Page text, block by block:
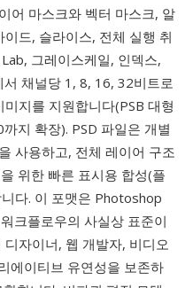
어 마스크와 벡터 마스크, 알
드, 슬라이스, 전체 실행 취
그레이스케일, 인덱스,
채널당 1, 8, 16, 32비트로
지를 지원합니다(PSB 대형
지 확장). PSD 파일은 개별
사용하고, 전체 레이어 구조
위한 빠른 표시용 합성(플
다. 이 포맷은 Photoshop
크플로우의 사실상 표준이
자이너, 웹 개발자, 비디오
에이티브 유연성을 보존하